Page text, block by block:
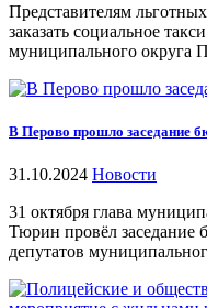
Представителям
заказать социальное
муниципального округа
В Перово прошло заседание
31.10.2024 Новости
31 октября глава
Тюрин провёл заседание
депутатов